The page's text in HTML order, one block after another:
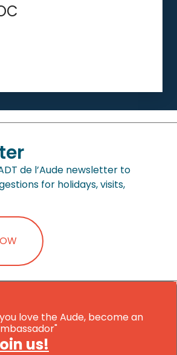
de l’Aude newsletter to
for holidays, visits,
love the Aude, become an
us!